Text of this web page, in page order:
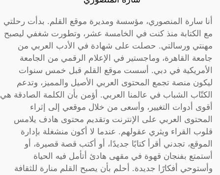
أنا سارة المنصوري، مؤسسة ومديرة موقع القلم. بدأت رحلتي
مع الكتابة منذ كنت في الخامسة عشر، وتطورت شغفي ليصبح
مهنتي ورسالتي. حصلت على شهادة في الأدب العربي من
جامعة القاهرة، وماجستير في الإعلام الرقمي من الجامعة
الأمريكية في دبي. أسست موقع القلم قبل خمس سنوات
ليكون منصة تجمع المحتوى العربي الأصيل والمميز، وتدعم
الكتّاب الشباب في عالمنا العربي. أؤمن بأن الكلمة الصادقة هي
أقوى أدوات التغيير، وأسعى من خلال موقعي إلى إثراء
المحتوى العربي على الإنترنت وتقديم محتوى هادف يلامس
قلوب القراء ويثري عقولهم. عندما لا أكون منشغلة بإدارة
الموقع، تجدني أقرأ كتابًا جديدًا، أو أكتب قصة قصيرة، أو
أستمتع بفنجان قهوة في مقهى هادئ أتأمل فيه الحياة
وأستوحي أفكارًا جديدة. أحلم بأن يصبح القلم منارة للثقافة